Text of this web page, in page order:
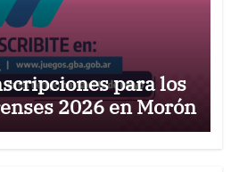
para los
2026 en Morón